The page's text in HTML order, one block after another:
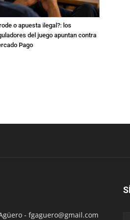
o apuesta ilegal?: los
del juego apuntan contra
Pago
- fgaguero@gmail.com